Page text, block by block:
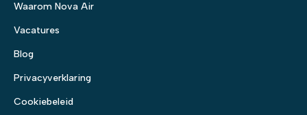
Waarom Nova Air
Vacatures
Blog
Privacyverklaring
Cookiebeleid